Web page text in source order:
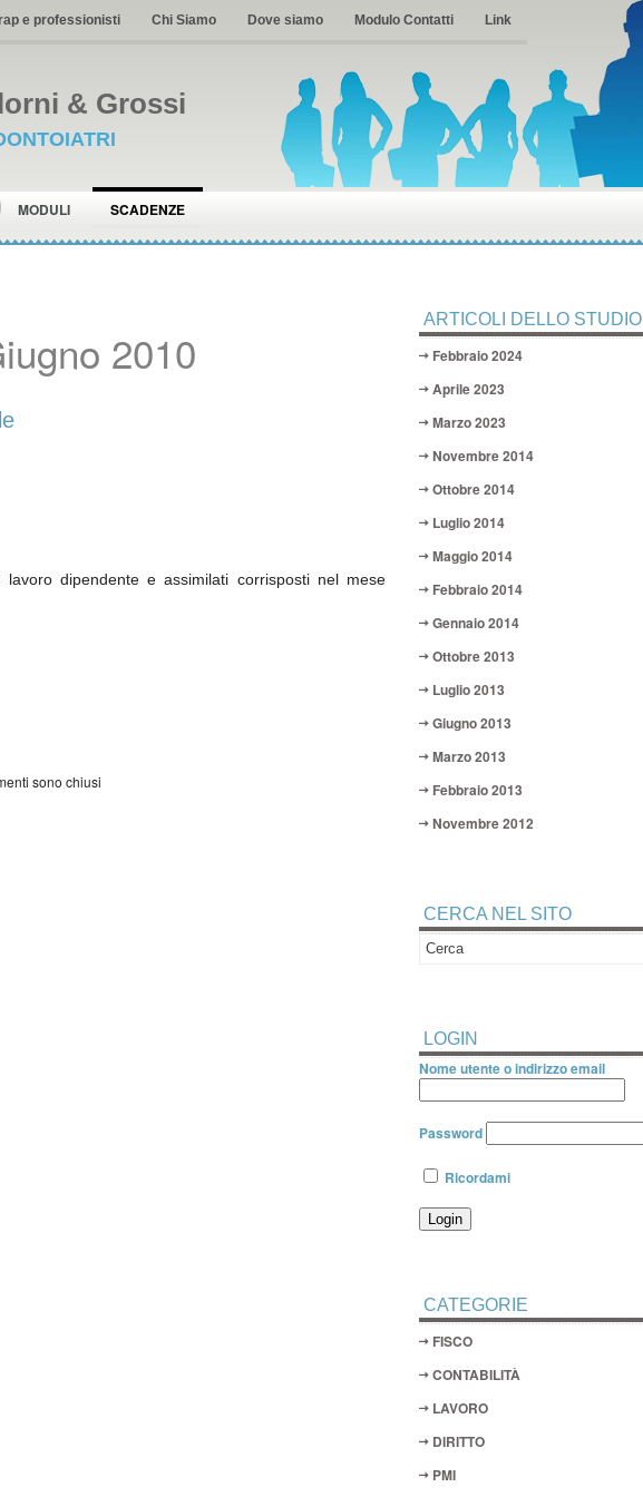
Irap e professionisti Chi Siamo Dove siamo Modulo Contatti Link
& Grossi
MODULI SCADENZE
2010
dipendente e assimilati corrisposti nel mese
sono chiusi
ARTICOLI DELLO STUDIO
Febbraio 2024
Aprile 2023
Marzo 2023
Novembre 2014
Ottobre 2014
Luglio 2014
Maggio 2014
Febbraio 2014
Gennaio 2014
Ottobre 2013
Luglio 2013
Giugno 2013
Marzo 2013
Febbraio 2013
Novembre 2012
CERCA NEL SITO
LOGIN
Nome utente o indirizzo email
Password
Ricordami
CATEGORIE
FISCO
CONTABILITÀ
LAVORO
DIRITTO
PMI